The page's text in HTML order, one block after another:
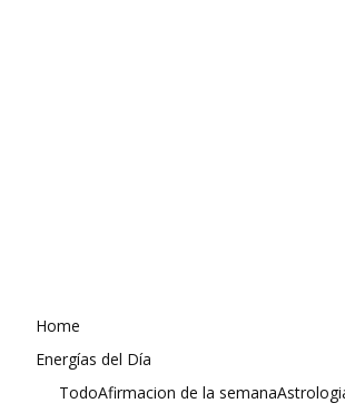
Home
Energías del Día
TodoAfirmacion de la semana